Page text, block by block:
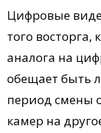
Цифровые
того
аналога на
обещает быть
период смены
камер на